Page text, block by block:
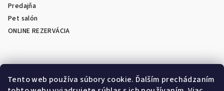
Tento web používa súbory cookie. Ďalším prechádzaním
Predajňa
Pet salón
ONLINE REZERVÁCIA
Prijímame online platby